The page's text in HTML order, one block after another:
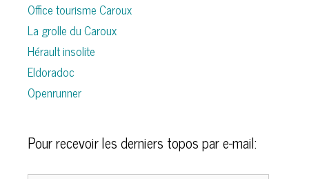
Office tourisme Caroux
La grolle du Caroux
Hérault insolite
Eldoradoc
Openrunner
Pour recevoir les derniers topos par e-mail: